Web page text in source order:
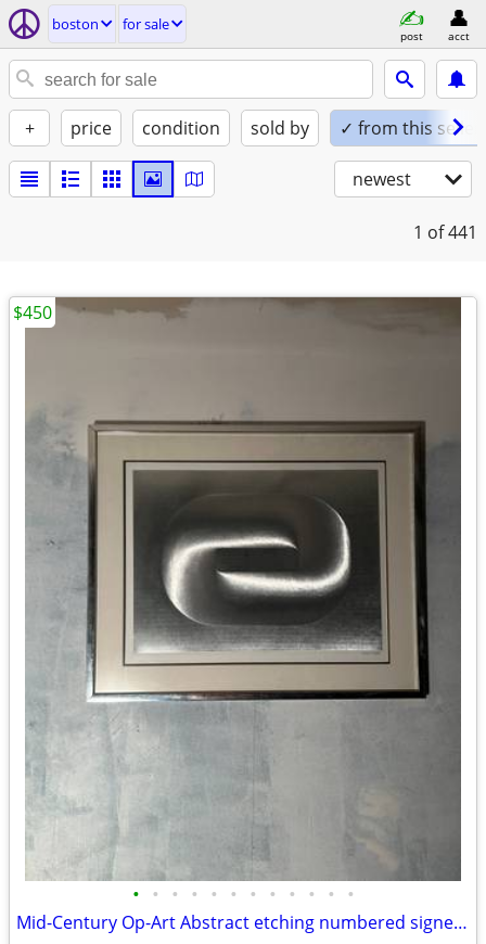
boston for sale
post acct
+ price condition sold by ✓ from this seller
newest
1 of 441
• • • • • • • • • • • •
Mid-Century Op-Art Abstract etching numbered signed Patrick Dupre A479
$450